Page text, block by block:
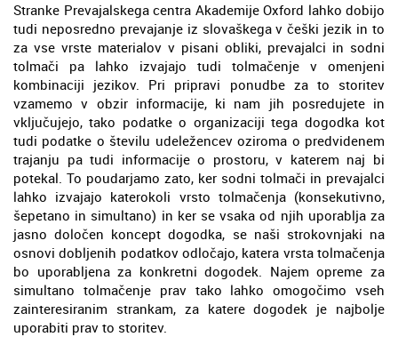
Stranke Prevajalskega centra Akademije Oxford lahko dobijo
tudi neposredno prevajanje iz slovaškega v češki jezik in to
za vse vrste materialov v pisani obliki, prevajalci in sodni
tolmači pa lahko izvajajo tudi tolmačenje v omenjeni
kombinaciji jezikov. Pri pripravi ponudbe za to storitev
vzamemo v obzir informacije, ki nam jih posredujete in
vključujejo, tako podatke o organizaciji tega dogodka kot
tudi podatke o številu udeležencev oziroma o predvidenem
trajanju pa tudi informacije o prostoru, v katerem naj bi
potekal. To poudarjamo zato, ker sodni tolmači in prevajalci
lahko izvajajo katerokoli vrsto tolmačenja (konsekutivno,
šepetano in simultano) in ker se vsaka od njih uporablja za
jasno določen koncept dogodka, se naši strokovnjaki na
osnovi dobljenih podatkov odločajo, katera vrsta tolmačenja
bo uporabljena za konkretni dogodek. Najem opreme za
simultano tolmačenje prav tako lahko omogočimo vseh
zainteresiranim strankam, za katere dogodek je najbolje
uporabiti prav to storitev.